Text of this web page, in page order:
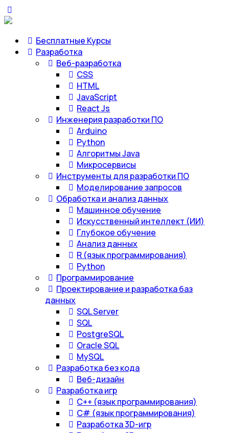
Бесплатные Курсы
Разработка
Веб-разработка
CSS
HTML
JavaScript
React Js
Инженерия разработки ПО
Arduino
Python
Алгоритмы Java
Микросервисы
Инструменты для разработки ПО
Моделирование запросов
Обработка и анализ данных
Машинное обучение
Искусственный интеллект (ИИ)
Глубокое обучение
Анализ данных
R (язык программирования)
Python
Программирование
Проектирование и разработка баз
данных
SQL Server
SQL
PostgreSQL
Oracle SQL
MySQL
Разработка без кода
Веб-дизайн
Разработка игр
С++ (язык программирования)
С# (язык программирования)
Разработка 3D-игр